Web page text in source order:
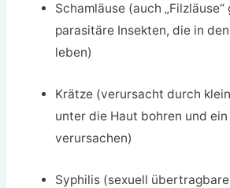
Schamläuse (auch „Filzläuse“
parasitäre Insekten, die in
leben)
Krätze (verursacht durch
unter die Haut bohren und
verursachen)
Syphilis (sexuell